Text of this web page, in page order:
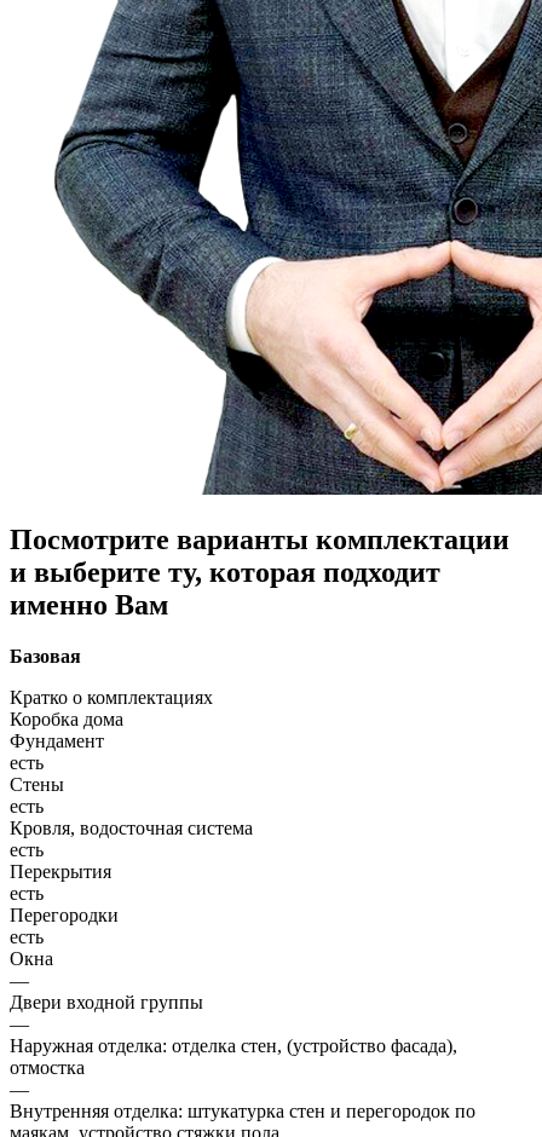
Посмотрите варианты комплектации
и выберите ту, которая подходит
именно Вам
Базовая
Кратко о комплектациях
Коробка дома
Фундамент
есть
Стены
есть
Кровля, водосточная система
есть
Перекрытия
есть
Перегородки
есть
Окна
—
Двери входной группы
—
Наружная отделка: отделка стен, (устройство фасада),
отмостка
—
Внутренняя отделка: штукатурка стен и перегородок по
маякам, устройство стяжки пола